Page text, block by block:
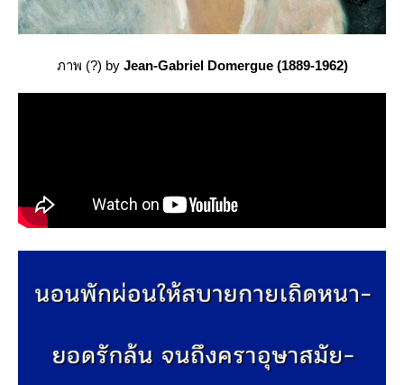
ภาพ (?) by Jean-Gabriel Domergue (1889-1962)